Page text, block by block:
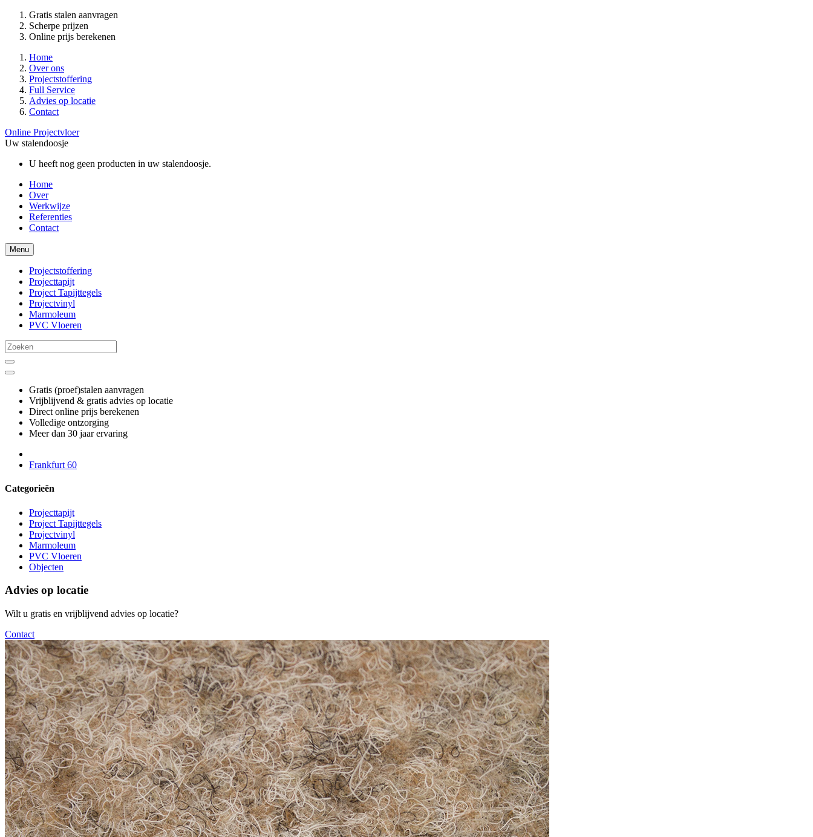
Gratis stalen aanvragen
Scherpe prijzen
Online prijs berekenen
Home
Over ons
Projectstoffering
Full Service
Advies op locatie
Contact
Online Projectvloer
Uw stalendoosje
U heeft nog geen producten in uw stalendoosje.
Home
Over
Werkwijze
Referenties
Contact
Menu
Projectstoffering
Projecttapijt
Project Tapijttegels
Projectvinyl
Marmoleum
PVC Vloeren
Gratis (proef)stalen aanvragen
Vrijblijvend & gratis advies op locatie
Direct online prijs berekenen
Volledige ontzorging
Meer dan 30 jaar ervaring
Frankfurt 60
Categorieën
Projecttapijt
Project Tapijttegels
Projectvinyl
Marmoleum
PVC Vloeren
Objecten
Advies op locatie
Wilt u gratis en vrijblijvend advies op locatie?
Contact